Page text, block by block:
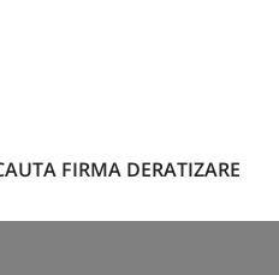
FIRMA DERATIZARE